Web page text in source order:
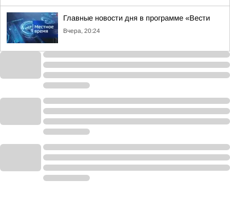
Главные новости дня в программе «Вести
Вчера, 20:24